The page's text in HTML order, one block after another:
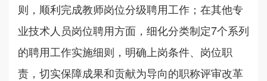
则，顺利完成教师岗位分级聘用工作；在其他专
业技术人员岗位聘用方面，细化分类制定7个系列
的聘用工作实施细则，明确上岗条件、岗位职
责，切实保障成果和贡献为导向的职称评审改革